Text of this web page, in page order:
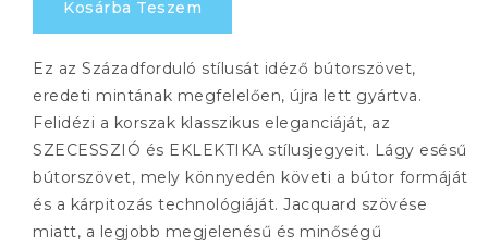
Kosárba Teszem
Ez az Századforduló stílusát idéző bútorszövet,
eredeti mintának megfelelően, újra lett gyártva.
Felidézi a korszak klasszikus eleganciáját, az
SZECESSZIÓ és EKLEKTIKA stílusjegyeit. Lágy esésű
bútorszövet, mely könnyedén követi a bútor formáját
és a kárpitozás technológiáját. Jacquard szövése
miatt, a legjobb megjelenésű és minőségű